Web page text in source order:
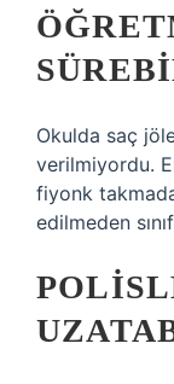
Okulda saç
verilmiyordu.
fiyonk
edilmeden